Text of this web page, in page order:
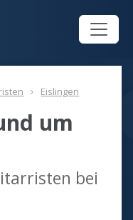
Eislingen
um
bei